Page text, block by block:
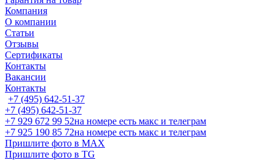
Компания
О компании
Статьи
Отзывы
Сертификаты
Контакты
Вакансии
Контакты
+7 (495) 642-51-37
+7 (495) 642-51-37
+7 929 672 99 52на номере есть макс и телеграм
+7 925 190 85 72на номере есть макс и телеграм
Пришлите фото в MAX
Пришлите фото в TG